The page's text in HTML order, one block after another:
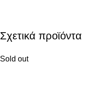
Σχετικά προϊόντα
Sold out